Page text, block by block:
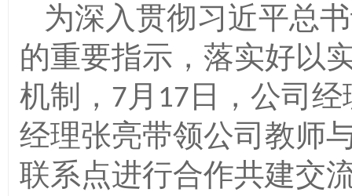
为深入贯彻习近平总
的重要指示，落实好以
机制， 7 月 17 日，公司
经理张亮带领公司教师
联系点进行合作共建交